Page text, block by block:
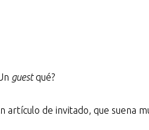
guestqué?
artículo de invitado, que suena